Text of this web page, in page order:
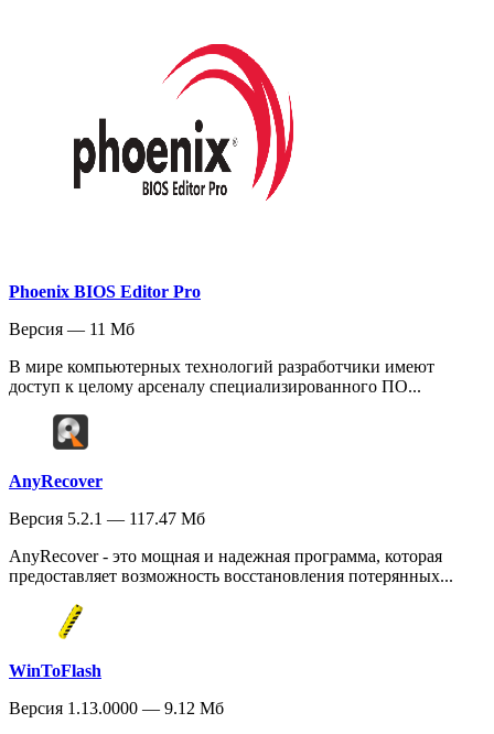
Phoenix BIOS Editor Pro
Версия — 11 Мб
В мире компьютерных технологий разработчики имеют
доступ к целому арсеналу специализированного ПО...
AnyRecover
Версия 5.2.1 — 117.47 Мб
AnyRecover - это мощная и надежная программа, которая
предоставляет возможность восстановления потерянных...
WinToFlash
Версия 1.13.0000 — 9.12 Мб